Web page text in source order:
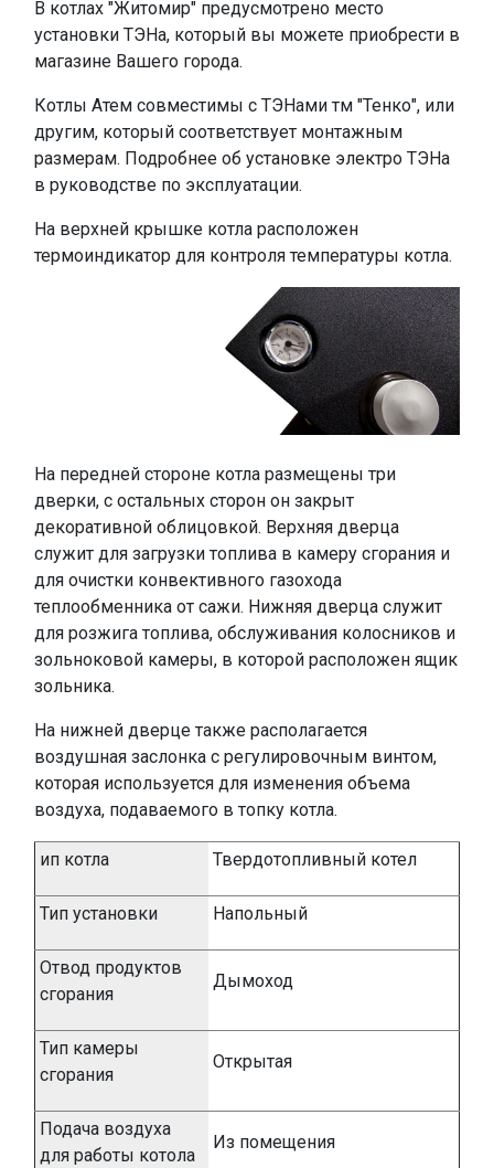
В котлах "Житомир" предусмотрено место
установки ТЭНа, который вы можете приобрести в
магазине Вашего города.
Котлы Атем совместимы с ТЭНами тм "Тенко", или
другим, который соответствует монтажным
размерам. Подробнее об установке электро ТЭНа
в руководстве по эксплуатации.
На верхней крышке котла расположен
термоиндикатор для контроля температуры котла.
На передней стороне котла размещены три
дверки, с остальных сторон он закрыт
декоративной облицовкой. Верхняя дверца
служит для загрузки топлива в камеру сгорания и
для очистки конвективного газохода
теплообменника от сажи. Нижняя дверца служит
для розжига топлива, обслуживания колосников и
зольноковой камеры, в которой расположен ящик
зольника.
На нижней дверце также располагается
воздушная заслонка с регулировочным винтом,
которая используется для изменения объема
воздуха, подаваемого в топку котла.
ип котла Твердотопливный котел
Тип установки Напольный
Отвод продуктов
сгорания
Дымоход
Тип камеры
сгорания
Открытая
Подача воздуха
для работы котола
Из помещения